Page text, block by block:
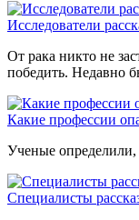
Исследователи
От рака никто не
победить. Недавно
Какие профессии
Ученые определили,
Специалисты